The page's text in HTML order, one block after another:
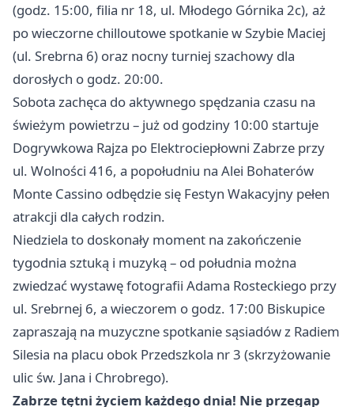
(godz. 15:00, filia nr 18, ul. Młodego Górnika 2c), aż
po wieczorne chilloutowe spotkanie w Szybie Maciej
(ul. Srebrna 6) oraz nocny turniej szachowy dla
dorosłych o godz. 20:00.
Sobota zachęca do aktywnego spędzania czasu na
świeżym powietrzu – już od godziny 10:00 startuje
Dogrywkowa Rajza po Elektrociepłowni Zabrze przy
ul. Wolności 416, a popołudniu na Alei Bohaterów
Monte Cassino odbędzie się Festyn Wakacyjny pełen
atrakcji dla całych rodzin.
Niedziela to doskonały moment na zakończenie
tygodnia sztuką i muzyką – od południa można
zwiedzać wystawę fotografii Adama Rosteckiego przy
ul. Srebrnej 6, a wieczorem o godz. 17:00 Biskupice
zapraszają na muzyczne spotkanie sąsiadów z Radiem
Silesia na placu obok Przedszkola nr 3 (skrzyżowanie
ulic św. Jana i Chrobrego).
Zabrze tętni życiem każdego dnia! Nie przegap